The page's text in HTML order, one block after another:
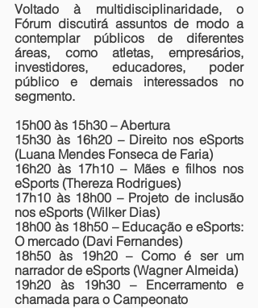
Voltado à multidisciplinaridade, o
Fórum discutirá assuntos de modo a
contemplar públicos de diferentes
áreas, como atletas, empresários,
investidores, educadores, poder
público e demais interessados no
segmento.
15h00 às 15h30 – Abertura
15h30 às 16h20 – Direito nos eSports
(Luana Mendes Fonseca de Faria)
16h20 às 17h10 – Mães e filhos nos
eSports (Thereza Rodrigues)
17h10 às 18h00 – Projeto de inclusão
nos eSports (Wilker Dias)
18h00 às 18h50 – Educação e eSports:
O mercado (Davi Fernandes)
18h50 às 19h20 – Como é ser um
narrador de eSports (Wagner Almeida)
19h20 às 19h30 – Encerramento e
chamada para o Campeonato